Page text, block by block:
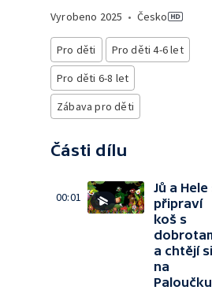
Vyrobeno 2025 • Česko
Pro děti
Pro děti 4-6 let
Pro děti 6-8 let
Zábava pro děti
Části dílu
00:01
Jů a Hele
připraví
koš s
a chtějí si
na
Paloučku